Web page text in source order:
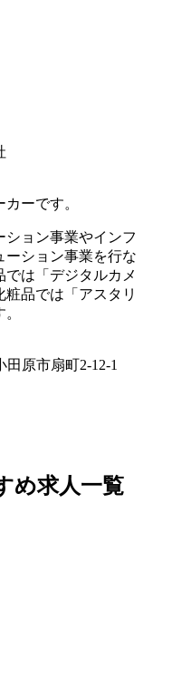
ーです。
ション事業やインフ
ーション事業を行な
では「デジタルカメ
品では「アスタリ
田原市扇町2-12-1
め求人一覧